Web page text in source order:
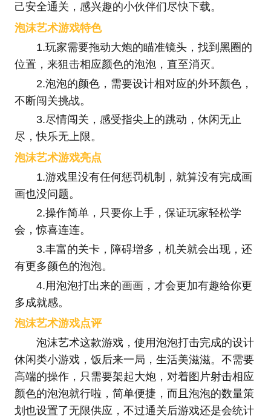
己安全通关，感兴趣的小伙伴们尽快下载。
泡沫艺术游戏特色
1.玩家需要拖动大炮的瞄准镜头，找到黑圈的
位置，来狙击相应颜色的泡泡，直至消灭。
2.泡泡的颜色，需要设计相对应的外环颜色，
不断闯关挑战。
3.尽情闯关，感受指尖上的跳动，休闲无止
尽，快乐无上限。
泡沫艺术游戏亮点
1.游戏里没有任何惩罚机制，就算没有完成画
画也没问题。
2.操作简单，只要你上手，保证玩家轻松学
会，惊喜连连。
3.丰富的关卡，障碍增多，机关就会出现，还
有更多颜色的泡泡。
4.用泡泡打出来的画画，才会更加有趣给你更
多成就感。
泡沫艺术游戏点评
泡沫艺术这款游戏，使用泡泡打击完成的设计
休闲类小游戏，饭后来一局，生活美滋滋。不需要
高端的操作，只需要架起大炮，对着图片射击相应
颜色的泡泡就行啦，简单便捷，而且泡泡的数量策
划也设置了无限供应，不过通关后游戏还是会统计